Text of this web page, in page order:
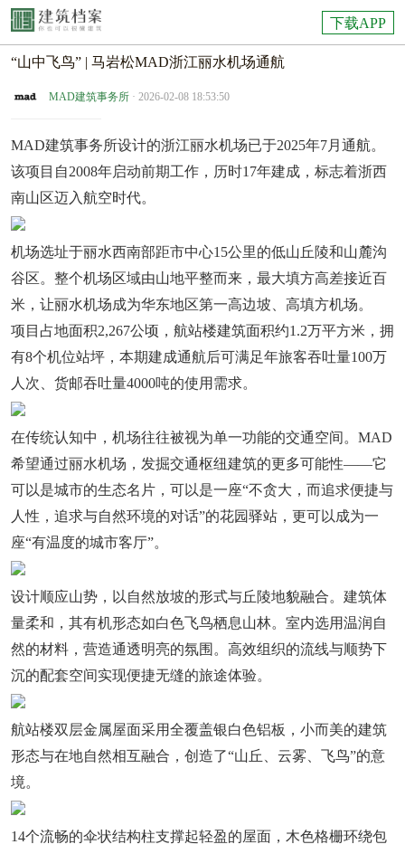
下载APP
“山中飞鸟” | 马岩松MAD浙江丽水机场通航
MAD建筑事务所 · 2026-02-08 18:53:50
MAD建筑事务所设计的浙江丽水机场已于2025年7月通航。
该项目自2008年启动前期工作，历时17年建成，标志着浙西
南山区迈入航空时代。
机场选址于丽水西南部距市中心15公里的低山丘陵和山麓沟
谷区。整个机场区域由山地平整而来，最大填方高差接近百
米，让丽水机场成为华东地区第一高边坡、高填方机场。
项目占地面积2,267公顷，航站楼建筑面积约1.2万平方米，拥
有8个机位站坪，本期建成通航后可满足年旅客吞吐量100万
人次、货邮吞吐量4000吨的使用需求。
在传统认知中，机场往往被视为单一功能的交通空间。MAD
希望通过丽水机场，发掘交通枢纽建筑的更多可能性——它
可以是城市的生态名片，可以是一座“不贪大，而追求便捷与
人性，追求与自然环境的对话”的花园驿站，更可以成为一
座“有温度的城市客厅”。
设计顺应山势，以自然放坡的形式与丘陵地貌融合。建筑体
量柔和，其有机形态如白色飞鸟栖息山林。室内选用温润自
然的材料，营造通透明亮的氛围。高效组织的流线与顺势下
沉的配套空间实现便捷无缝的旅途体验。
航站楼双层金属屋面采用全覆盖银白色铝板，小而美的建筑
形态与在地自然相互融合，创造了“山丘、云雾、飞鸟”的意
境。
14个流畅的伞状结构柱支撑起轻盈的屋面，木色格栅环绕包